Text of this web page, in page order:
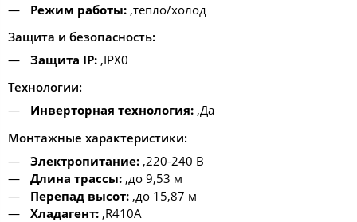
Режим работы:,тепло/холод
Защита и безопасность:
Защита IP:,IPX0
Технологии:
Инверторная технология:,Да
Монтажные характеристики:
Электропитание:,220-240 В
Длина трассы:,до 9,53 м
Перепад высот:,до 15,87 м
Хладагент:,R410A